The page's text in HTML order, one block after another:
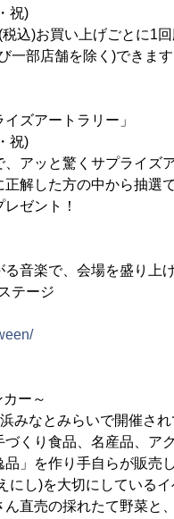
祝)
)お買い上げごとに1回
店舗を除く)できます
ズアートラリー」
祝)
ッと驚くサプライズア
した方の中から抽選
ント！
音楽で、会場を盛り上
テージ
ー～
みなとみらいで開催され
くり食品、名産品、ア
」を作り手自らが販売
にし)を大切にしている
直売の採れたて野菜と